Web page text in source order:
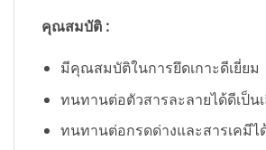
คุณสมบัติ :
มีคุณสมบัติในการยึดเกาะดีเยี่ยม
ทนทานต่อตัวสารละลายได้ดีเป็น
ทนทานต่อกรดด่างและสารเคมีไ